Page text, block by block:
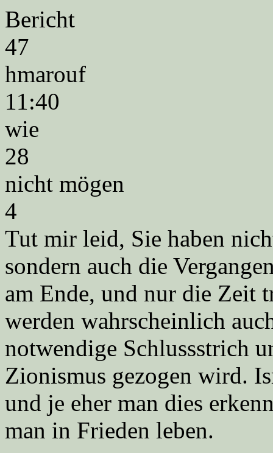
Bericht
47
hmarouf
11:40
wie
28
nicht mögen
4
Tut mir leid, Sie haben
sondern auch die
am Ende, und nur die Zeit
werden wahrscheinlich
notwendige Schlussstrich
Zionismus gezogen wird.
und je eher man dies
man in Frieden leben.